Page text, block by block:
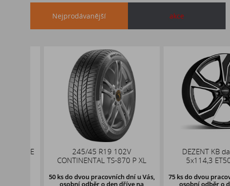
Nejprodávanější akce
245/45 R19 102V
CONTINENTAL TS-870 P XL
50 ksdo dvou pracovních dní u Vás,
osobní odběr o den dřívena
DEZENT KB dark
5x114,3 ET50
75 ksdo dvou
osobní odběr o den